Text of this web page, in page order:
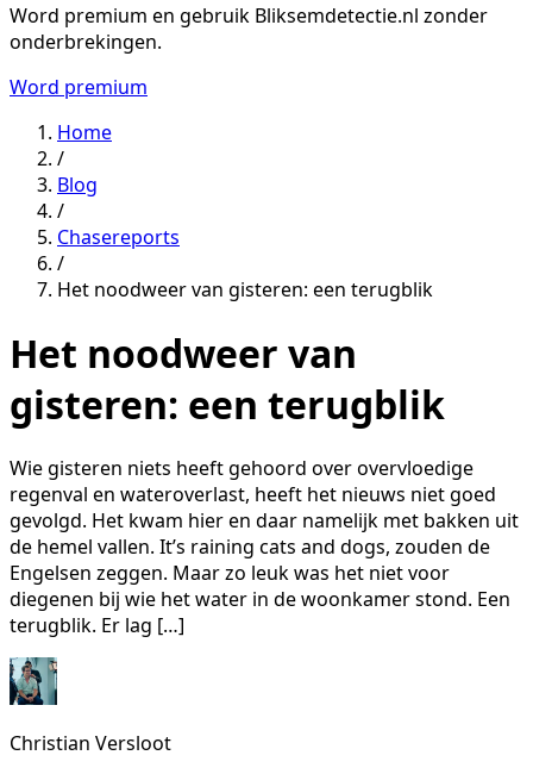
Word premium en gebruik Bliksemdetectie.nl zonder
onderbrekingen.
Word premium
Home
/
Blog
/
Chasereports
/
Het noodweer van gisteren: een terugblik
Het noodweer van
gisteren: een terugblik
Wie gisteren niets heeft gehoord over overvloedige
regenval en wateroverlast, heeft het nieuws niet goed
gevolgd. Het kwam hier en daar namelijk met bakken uit
de hemel vallen. It’s raining cats and dogs, zouden de
Engelsen zeggen. Maar zo leuk was het niet voor
diegenen bij wie het water in de woonkamer stond. Een
terugblik. Er lag […]
Christian Versloot